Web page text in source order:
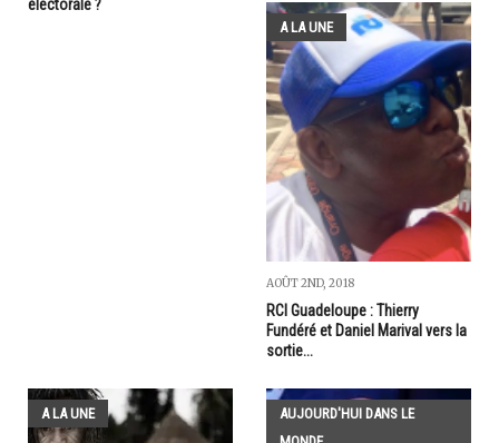
électorale ?
A LA UNE
AOÛT 2ND, 2018
RCI Guadeloupe : Thierry
Fundéré et Daniel Marival vers la
sortie...
A LA UNE
AUJOURD'HUI DANS LE